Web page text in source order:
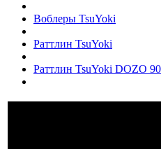
Воблеры TsuYoki
Раттлин TsuYoki
Раттлин TsuYoki DOZO